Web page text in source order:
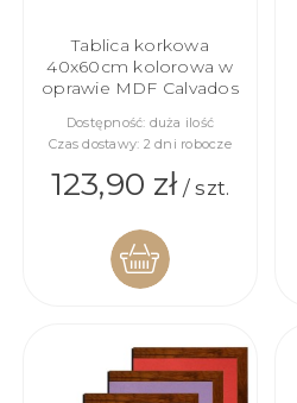
Tablica korkowa
40x60cm kolorowa w
oprawie MDF Calvados
Dostępność: duża ilość
Czas dostawy: 2 dni robocze
123,90 zł/ szt.
KOSZYKA